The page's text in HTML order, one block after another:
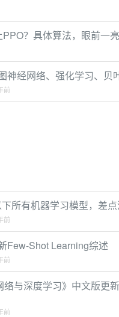
？具体算法，眼前一亮
神经网络、强化学习、贝
前
所有机器学习模型，差
前
Few-Shot Learning综述
前
与深度学习》中文版更
前